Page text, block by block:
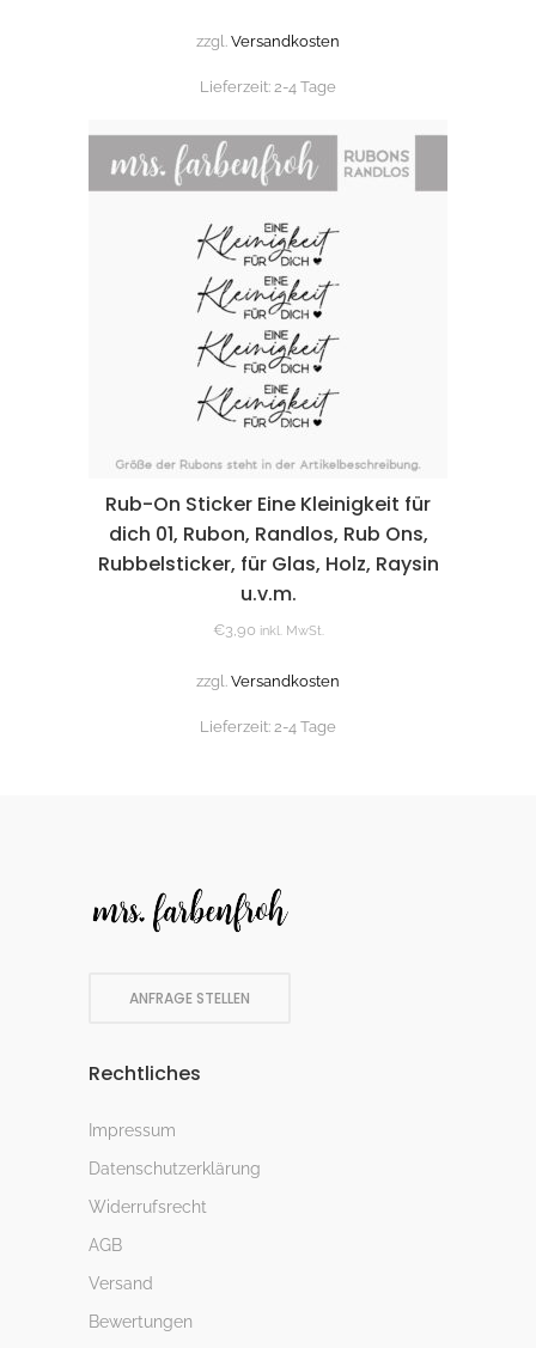
zzgl. Versandkosten
Lieferzeit: 2-4 Tage
Rub-On Sticker Eine Kleinigkeit für
dich 01, Rubon, Randlos, Rub Ons,
Rubbelsticker, für Glas, Holz, Raysin
u.v.m.
€3,90 inkl. MwSt.
zzgl. Versandkosten
Lieferzeit: 2-4 Tage
ANFRAGE STELLEN
Rechtliches
Impressum
Datenschutzerklärung
Widerrufsrecht
AGB
Versand
Bewertungen